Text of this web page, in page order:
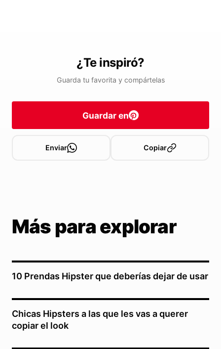
¿Te inspiró?
Guarda tu favorita y compártelas
Guardar en
Enviar Copiar
Más para explorar
10 Prendas Hipster que deberías dejar de usar
Chicas Hipsters a las que les vas a querer
copiar el look